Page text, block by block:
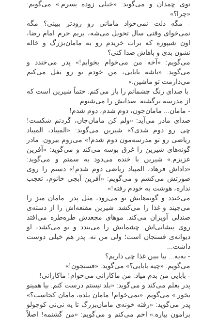
توی چمدان و می‌گوید: «خیلی زوده پسرم.» می‌گویم:
«چرا؟»
- مگه دلت نمی‌خواد مامانی رو زودتر ببینی؟ مگه
نمی‌خوای وقتی سال تحویل می‌شه، بریم حرم امام رضا،
اون شیپوره که برات خریدم رو به مامان‌بزرگ و خاله
نشون بدی و باهاش صدا کنی؟
می‌گویم: «آخه من می‌خوام بخوابم!» پدر می‌خندد و
می‌گوید: «باشه بابایی، من خودم تو رو بغل می‌کنم
می‌ذارمت تو ماشین.»
با صدای زنگ چشمانم را باز می‌کنم. حتماً شیرین است که
از مدرسه برگشته. صدایش را می‌شنوم.
- مامان... مامان‌جون، دوم شدم، دوم شدم!
صدای مادر می‌آید: «ولم کن مامان‌جان، گردنم شکست!
چی رو دوم شدی؟» شیرین می‌گوید: «المپیاد، المپیاد
ریاضی رو تو مدرسه‌مون دوم شدم!» می‌روم بیرون. مادر
گونه‌های شیرین را غرق بوسه می‌کند و می‌گوید: «آفرین
عزیزم.» شیرین با خنده می‌دود به سمتم و می‌گوید:
«داداش فرهاد، المپیاد ریاضی دوم شدم!» دستم را روی
صورتش می‌کشم و می‌گویم: «آفرین آبجی خانوم، تعجب
نداره، هوشت به خودم رفته!»
می‌خندد و گونه‌هایش تو می‌رود، مثل پدر. مامان میز را
می‌چیند و غذا را می‌کشد. شیرین مقنعه‌اش را از دسته‌ی
صندلی آویزان می‌کند. موهای مجعدش طره‌طره می‌افتد
روی پیشانی‌اش. چشمانش را می‌بندد و بو می‌کشد، او
دیوانه‌ی فسنجان است؛ ولی من نه. پدر هم خیلی دوست
داشت...
- به‌به... بیا ببین غذا چی داریم؟
می‌گویم: «چیه بابایی؟» می‌گوید: «فسنجون!»
- بابایی من بدم میاد. من ماکارانی می‌خوام! ماکارانی!
پدر بغلم می‌کند و می‌گوید: «بلد نیستم درست کنم. بیا همینو
بخور.» می‌گویم: «نمی‌خوام! مامان بلده، مامان کجاست؟»
پدر می‌گوید: «رفته خونه‌ی مامان‌بزرگ تا یه نی‌نی کوچولو
برامون بیاره.» اخم می‌کنم و می‌گویم: «من گشنمه! اصلاً